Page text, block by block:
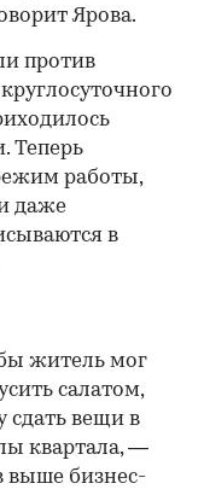
Ярова.
против
Теперь
работы,
даже
в
житель мог
салатом,
сдать вещи в
квартала, —
выше бизнес-